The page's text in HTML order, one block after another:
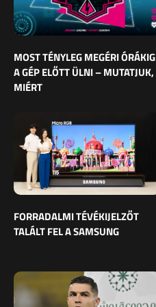
MOST TÉNYLEG MEGÉRI ÓRÁKIG
A GÉP ELŐTT ÜLNI – MUTATJUK,
MIÉRT
FORRADALMI TÉVÉKIJELZŐT
TALÁLT FEL A SAMSUNG